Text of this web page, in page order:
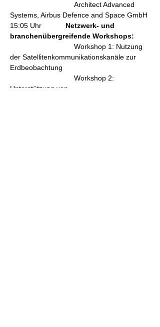
Architect Advanced
Systems, Airbus Defence and Space GmbH
15:05 Uhr Netzwerk- und
branchenübergreifende Workshops:
Workshop 1: Nutzung
der Satellitenkommunikationskanäle zur
Erdbeobachtung
Workshop 2:
Unterstützung von